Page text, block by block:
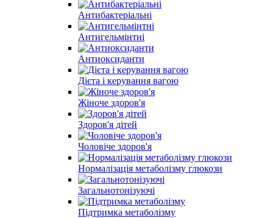
Антибактеріальні
Антигельмінтні
Антиоксиданти
Дієта і керування вагою
Жіноче здоров'я
Здоров'я дітей
Чоловіче здоров'я
Нормалізація метаболізму глюкози
Загальнотонізуючі
Підтримка метаболізму